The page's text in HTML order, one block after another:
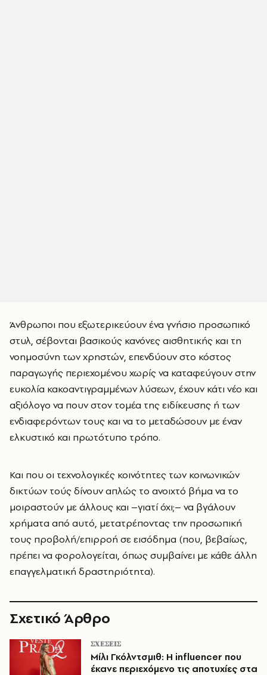
Άνθρωποι που εξωτερικεύουν ένα γνήσιο προσωπικό
στυλ, σέβονται βασικούς κανόνες αισθητικής και τη
νοημοσύνη των χρηστών, επενδύουν στο κόστος
παραγωγής περιεχομένου χωρίς να καταφεύγουν στην
ευκολία κακοαντιγραμμένων λύσεων, έχουν κάτι νέο και
αξιόλογο να πουν στον τομέα της ειδίκευσης ή των
ενδιαφερόντων τους και να το μεταδώσουν με έναν
ελκυστικό και πρωτότυπο τρόπο.
Και που οι τεχνολογικές κοινότητες των κοινωνικών
δικτύων τούς δίνουν απλώς το ανοιχτό βήμα να το
μοιραστούν με άλλους και –γιατί όχι;– να βγάλουν
χρήματα από αυτό, μετατρέποντας την προσωπική
τους προβολή/επιρροή σε εισόδημα (που, βεβαίως,
πρέπει να φορολογείται, όπως συμβαίνει με κάθε άλλη
επαγγελματική δραστηριότητα).
Σχετικό Άρθρο
ΣΧΕΣΕΙΣ
Μίλι Γκόλντσμιθ: Η influencer που
έκανε περιεχόμενο τις αποτυχίες στα